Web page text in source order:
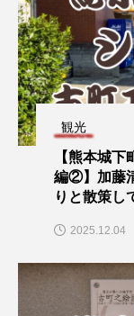
観光
【熊本城
編②】加藤
りと散策し
2025.12.04